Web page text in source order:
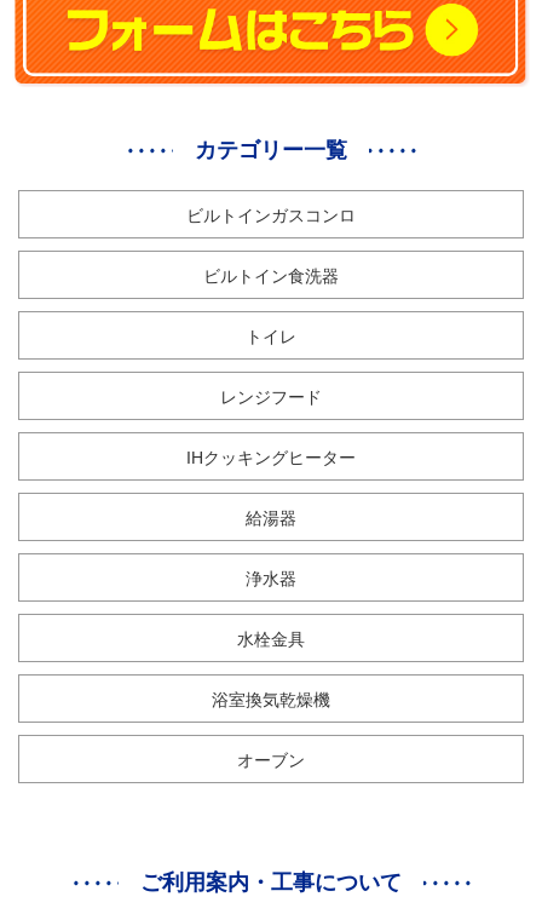
カテゴリー一覧
ビルトインガスコンロ
ビルトイン食洗器
トイレ
レンジフード
IHクッキングヒーター
給湯器
浄水器
水栓金具
浴室換気乾燥機
オーブン
ご利用案内・工事について